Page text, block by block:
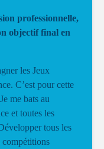
professionnelle,
objectif final en
les Jeux
C’est pour cette
me bats au
et toutes les
tous les
compétitions